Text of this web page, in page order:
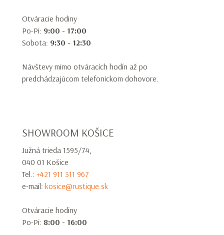
Otváracie hodiny
Po-Pi: 9:00 - 17:00
Sobota: 9:30 - 12:30
Návštevy mimo otváracích hodín až po
predchádzajúcom telefonickom dohovore.
SHOWROOM KOŠICE
Južná trieda 1595/74,
040 01 Košice
Tel.: +421 911 311 967
e-mail: kosice@rustique.sk
Otváracie hodiny
Po-Pi: 8:00 - 16:00